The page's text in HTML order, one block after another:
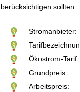
berücksichtigen sollten:
Stromanbieter:
Ökostrom-Tarif:
Grundpreis:
Arbeitspreis: